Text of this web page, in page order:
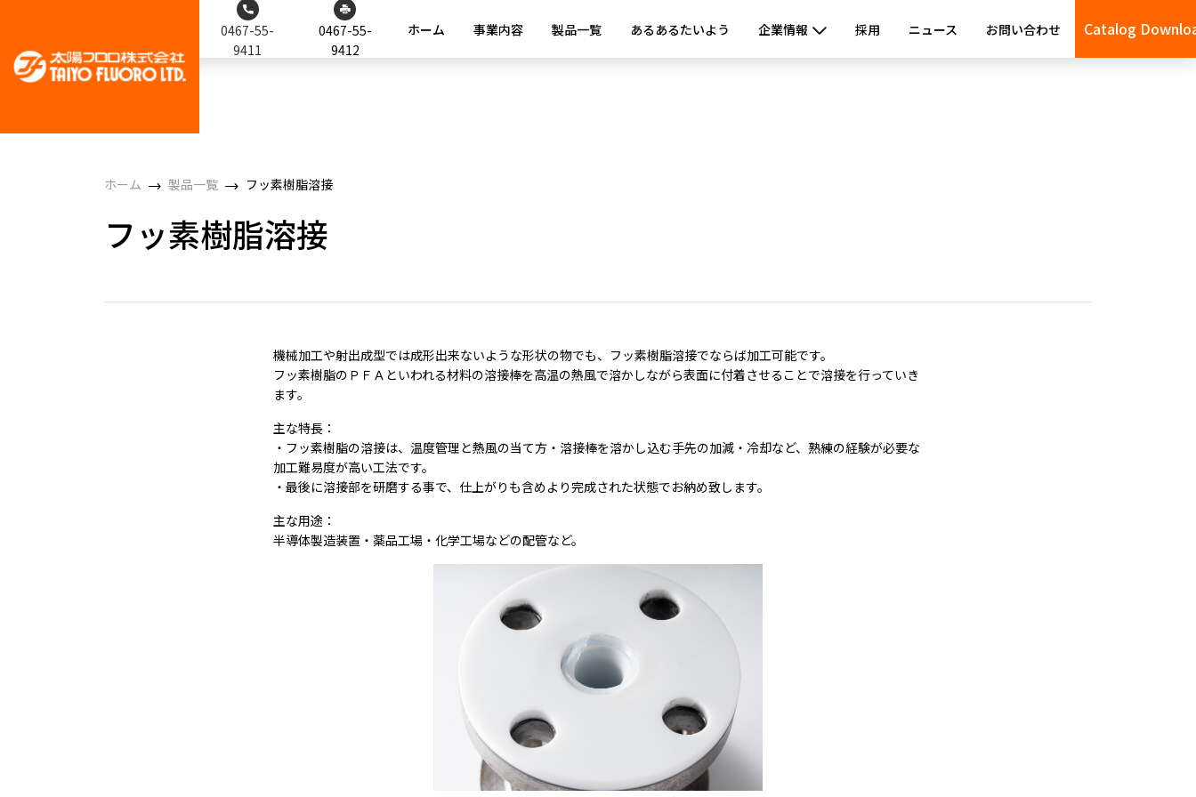
0467-55-
9411
0467-55-
9412
ホーム 事業内容 製品一覧 あるあるたいよう 企業情報 採用 ニュース お問い合わせ Catalog
ホーム 製品一覧 フッ素樹脂溶接
フッ素樹脂溶接
機械加工や射出成型では成形出来ないような形状の物でも、フッ素樹脂溶接でならば加工可能です。
フッ素樹脂のＰＦＡといわれる材料の溶接棒を高温の熱風で溶かしながら表面に付着させることで溶接を行っていき
ます。
主な特長：
・フッ素樹脂の溶接は、温度管理と熱風の当て方・溶接棒を溶かし込む手先の加減・冷却など、熟練の経験が必要な
加工難易度が高い工法です。
・最後に溶接部を研磨する事で、仕上がりも含めより完成された状態でお納め致します。
主な用途：
半導体製造装置・薬品工場・化学工場などの配管など。